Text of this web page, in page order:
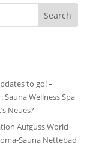
to go! –
Wellness Spa
Neues?
Aufguss World
Sauna Nettebad